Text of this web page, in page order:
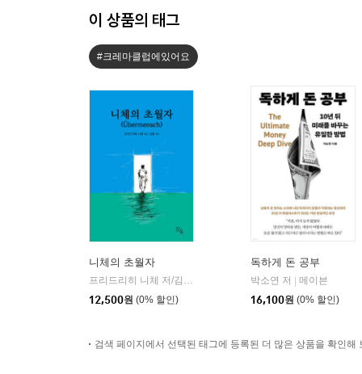
이 상품의 태그
#크레마클럽에있어요
니체의 초월자
프리드리히 니체 저/김철 편역
12,500원 (0% 할인)
독하게 돈 공부
박소연 저
메이븐
16,100원 (0% 할인)
검색 페이지에서 선택된 태그에 등록된 더 많은 상품을 확인해